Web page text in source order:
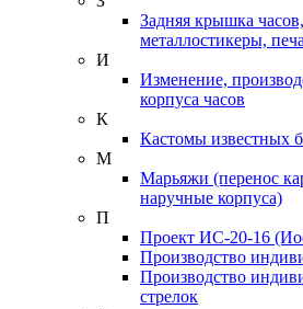
Задняя крышка
металлостикеры,
И
Изменение,
корпуса часов
К
Кастомы известных
М
Марьяжи (перенос
наручные корпуса)
П
Проект ИС-20-16
Производство
Производство
стрелок